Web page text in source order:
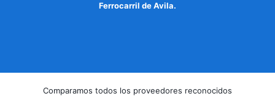
Ferrocarril de Avila.
Comparamos todos los proveedores reconocidos